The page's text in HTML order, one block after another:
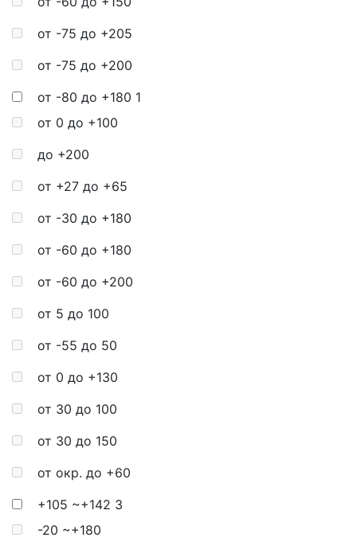
от -75 до +205
от -75 до +200
от -80 до +180 1
от 0 до +100
до +200
от +27 до +65
от -30 до +180
от -60 до +180
от -60 до +200
от 5 до 100
от -55 до 50
от 0 до +130
от 30 до 100
от 30 до 150
от окр. до +60
+105 ~+142 3
-20 ~+180